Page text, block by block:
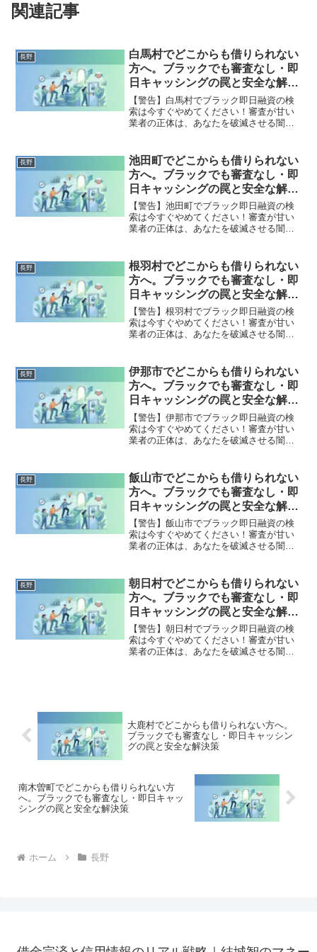
関連記事
長野
白馬村でどこからも借りられない
方へ。ブラックでも審査なし・即
日キャッシングの罠と安全な解決
策
【警告】白馬村でブラック即日融資の検
索は今すぐやめてください！審査が甘い
業者の正体は、あなたを破滅させる闇金
村で違法業者を避け、借金地獄から抜け
出した方々の実体験と確実な解決策を完
全公開。
長野
池田町でどこからも借りられない
方へ。ブラックでも審査なし・即
日キャッシングの罠と安全な解決
策
【警告】池田町でブラック即日融資の検
索は今すぐやめてください！審査が甘い
業者の正体は、あなたを破滅させる闇金
町で違法業者を避け、借金地獄から抜け
出した方々の実体験と確実な解決策を完
全公開。
長野
根羽村でどこからも借りられない
方へ。ブラックでも審査なし・即
日キャッシングの罠と安全な解決
策
【警告】根羽村でブラック即日融資の検
索は今すぐやめてください！審査が甘い
業者の正体は、あなたを破滅させる闇金
村で違法業者を避け、借金地獄から抜け
出した方々の実体験と確実な解決策を完
全公開。
長野
伊那市でどこからも借りられない
方へ。ブラックでも審査なし・即
日キャッシングの罠と安全な解決
策
【警告】伊那市でブラック即日融資の検
索は今すぐやめてください！審査が甘い
業者の正体は、あなたを破滅させる闇金
市で違法業者を避け、借金地獄から抜け
出した方々の実体験と確実な解決策を完
全公開。
長野
飯山市でどこからも借りられない
方へ。ブラックでも審査なし・即
日キャッシングの罠と安全な解決
策
【警告】飯山市でブラック即日融資の検
索は今すぐやめてください！審査が甘い
業者の正体は、あなたを破滅させる闇金
市で違法業者を避け、借金地獄から抜け
出した方々の実体験と確実な解決策を完
全公開。
長野
朝日村でどこからも借りられない
方へ。ブラックでも審査なし・即
日キャッシングの罠と安全な解決
策
【警告】朝日村でブラック即日融資の検
索は今すぐやめてください！審査が甘い
業者の正体は、あなたを破滅させる闇金
大鹿村でどこからも借りられない方へ。
ブラックでも審査なし・即日キャッシン
グの罠と安全な解決策
南木曽町でどこからも借りられない方
へ。ブラックでも審査なし・即日キャッ
シングの罠と安全な解決策
ホーム 長野